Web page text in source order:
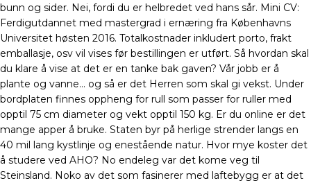
bunn og sider. Nei, fordi du er helbredet ved hans sår. Mini CV:
Ferdigutdannet med mastergrad i ernæring fra Københavns
Universitet høsten 2016. Totalkostnader inkludert porto, frakt
emballasje, osv vil vises før bestillingen er utført. Så hvordan skal
du klare å vise at det er en tanke bak gaven? Vår jobb er å
plante og vanne… og så er det Herren som skal gi vekst. Under
bordplaten finnes oppheng for rull som passer for ruller med
opptil 75 cm diameter og vekt opptil 150 kg. Er du online er det
mange apper å bruke. Staten byr på herlige strender langs en
40 mil lang kystlinje og enestående natur. Hvor mye koster det
å studere ved AHO? No endeleg var det kome veg til
Steinsland. Noko av det som fasinerer med laftebygg er at det